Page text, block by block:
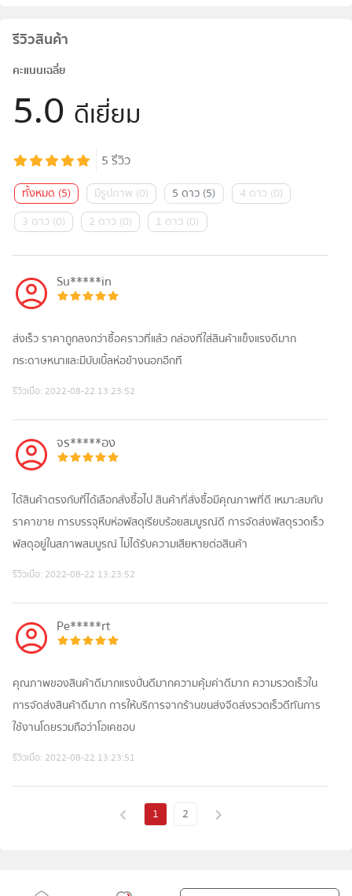
รีวิวสินค้า
คะแนนเฉลี่ย
5.0 ดีเยี่ยม
5รีวิว
ทั้งหมด (5) มีรูปภาพ (0) 5 ดาว (5) 4 ดาว (0)
3 ดาว (0) 2 ดาว (0) 1 ดาว (0)
Su*****in
ส่งเร็ว ราคาถูกลงกว่าซื้อคราวที่แล้ว กล่องที่ใส่สินค้าแข็งแรงดีมาก
กระดาษหนาและมีบับเบิ้ลห่อข้างนอกอีกที
รีวิวเมื่อ: 2022-08-22 13:23:52
จร*****อง
ได้สินค้าตรงกับที่ได้เลือกสั่งซื้อไป สินค้าที่สั่งซื้อมีคุณภาพที่ดี เหมาะสมกับ
ราคาขาย การบรรจุหีบห่อพัสดุเรียบร้อยสมบูรณ์ดี การจัดส่งพัสดุรวดเร็ว
พัสดุอยู่ในสภาพสมบูรณ์ ไม่ได้รับความเสียหายต่อสินค้า
รีวิวเมื่อ: 2022-08-22 13:23:52
Pe*****rt
คุณภาพของสินค้าดีมากแรงปั่นดีมากความคุ้มค่าดีมาก ความรวดเร็วใน
การจัดส่งสินค้าดีมาก การให้บริการจากร้านขนส่งจีดส่งรวดเร็วดีทันการ
ใช้งานโดยรวมถือว่าโอเคชอบ
รีวิวเมื่อ: 2022-08-22 13:23:51
1 2